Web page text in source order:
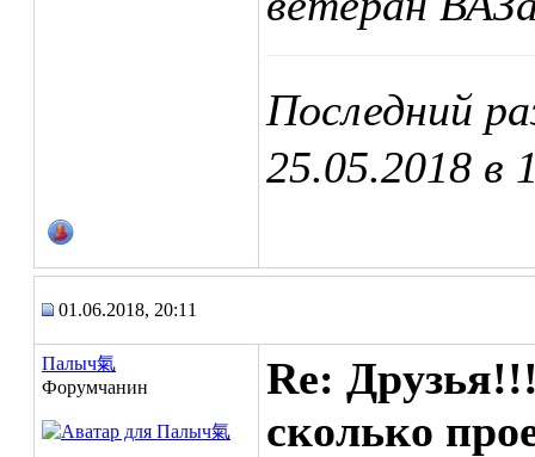
Последний
25.05.2018 в
01.06.2018, 20:11
Палыч氣
Форумчанин
Re:
сколько